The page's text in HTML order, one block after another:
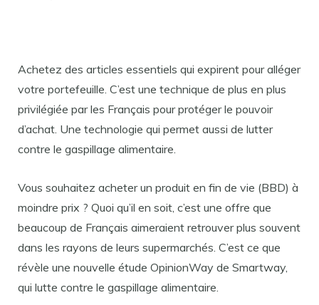
Achetez des articles essentiels qui expirent pour alléger
votre portefeuille. C’est une technique de plus en plus
privilégiée par les Français pour protéger le pouvoir
d’achat. Une technologie qui permet aussi de lutter
contre le gaspillage alimentaire.
Vous souhaitez acheter un produit en fin de vie (BBD) à
moindre prix ? Quoi qu’il en soit, c’est une offre que
beaucoup de Français aimeraient retrouver plus souvent
dans les rayons de leurs supermarchés. C’est ce que
révèle une nouvelle étude OpinionWay de Smartway,
qui lutte contre le gaspillage alimentaire.